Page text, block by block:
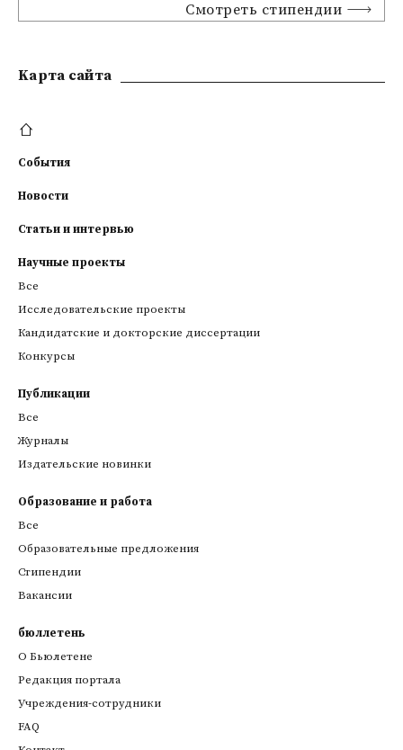
Смотреть стипендии
Kарта сайта
События
Новости
Статьи и интервью
Научные проекты
Все
Исследовательские проекты
Кандидатские и докторские диссертации
Конкурсы
Публикации
Все
Журналы
Издательские новинки
Образование и работа
Все
Образовательные предложения
Стипендии
Вакансии
бюллетень
О Бьюлетене
Редакция портала
Учреждения-сотрудники
FAQ